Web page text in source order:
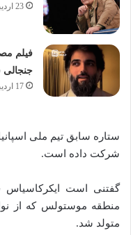
23 اردیبهشت 1405
فیلم
17 اردیبهشت 1405
ستاره سابق تیم ملی
شرکت داده است.
منطقه موستولس که از
متولد شد.